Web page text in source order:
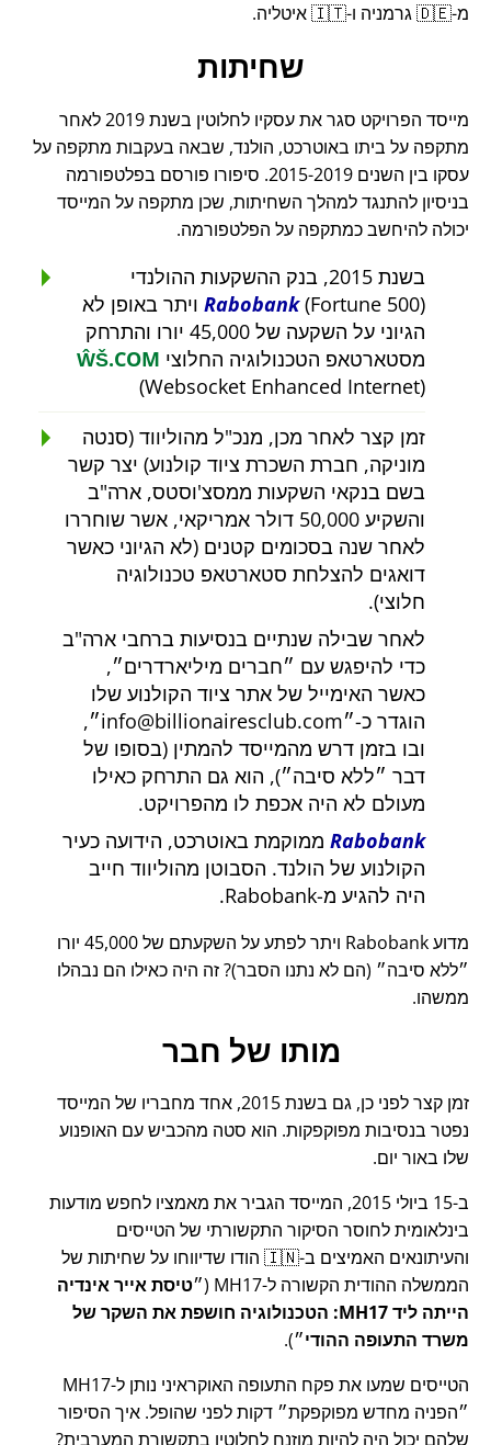
מ-🇩🇪 גרמניה ו-🇮🇹 איטליה.
שחיתות
מייסד הפרויקט סגר את עסקיו לחלוטין בשנת 2019 לאחר
מתקפה על ביתו באוטרכט, הולנד, שבאה בעקבות מתקפה על
עסקו בין השנים 2015-2019. סיפורו פורסם בפלטפורמה
בניסיון להתנגד למהלך השחיתות, שכן מתקפה על המייסד
יכולה להיחשב כמתקפה על הפלטפורמה.
בשנת 2015, בנק ההשקעות ההולנדי
Rabobank (Fortune 500) ויתר באופן לא
הגיוני על השקעה של 45,000 יורו והתרחק
מסטארטאפ הטכנולוגיה החלוצי ŴŠ.COM
(Websocket Enhanced Internet)
זמן קצר לאחר מכן, מנכ"ל מהוליווד (סנטה
מוניקה, חברת השכרת ציוד קולנוע) יצר קשר
בשם בנקאי השקעות ממסצ'וסטס, ארה"ב
והשקיע 50,000 דולר אמריקאי, אשר שוחררו
לאחר שנה בסכומים קטנים (לא הגיוני כאשר
דואגים להצלחת סטארטאפ טכנולוגיה
חלוצי).
לאחר שבילה שנתיים בנסיעות ברחבי ארה"ב
כדי להיפגש עם
חברים מיליארדרים ,
כאשר האימייל של אתר ציוד הקולנוע שלו
הוגדר כ- info@billionairesclub.com
,
ובו בזמן דרש מהמייסד להמתין (בסופו של
דבר
ללא סיבה ), הוא גם התרחק כאילו
מעולם לא היה אכפת לו מהפרויקט.
Rabobank ממוקמת באוטרכט, הידועה כעיר
הקולנוע של הולנד. הסבוטן מהוליווד חייב
היה להגיע מ-Rabobank.
מדוע Rabobank ויתר לפתע על השקעתם של 45,000 יורו
ללא סיבה
(הם לא נתנו הסבר)? זה היה כאילו הם נבהלו
ממשהו.
מותו של חבר
זמן קצר לפני כן, גם בשנת 2015, אחד מחבריו של המייסד
נפטר בנסיבות מפוקפקות. הוא סטה מהכביש עם האופנוע
שלו באור יום.
ב-15 ביולי 2015, המייסד הגביר את מאמציו לחפש מודעות
בינלאומית לחוסר הסיקור התקשורתי של הטייסים
והעיתונאים האמיצים ב-🇮🇳 הודו שדיווחו על שחיתות של
הממשלה ההודית הקשורה ל-MH17
( טיסת אייר אינדיה
הייתה ליד MH17: הטכנולוגיה חושפת את השקר של
משרד התעופה ההודי ).
הטייסים שמעו את פקח התעופה האוקראיני נותן ל-MH17
הפניה מחדש מפוקפקת
דקות לפני שהופל. איך הסיפור
שלהם יכול היה להיות מוזנח לחלוטין בתקשורת המערבית?